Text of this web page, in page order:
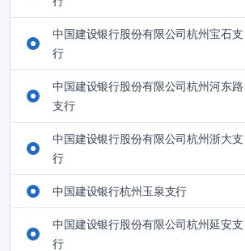
中国建设银行股份有限公司杭州宝石支
行
中国建设银行股份有限公司杭州河东路
支行
中国建设银行股份有限公司杭州浙大支
行
中国建设银行杭州玉泉支行
中国建设银行股份有限公司杭州延安支
行